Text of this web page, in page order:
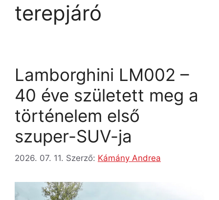
terepjáró
Lamborghini LM002 –
40 éve született meg a
történelem első
szuper-SUV-ja
2026. 07. 11. Szerző: Kámány Andrea